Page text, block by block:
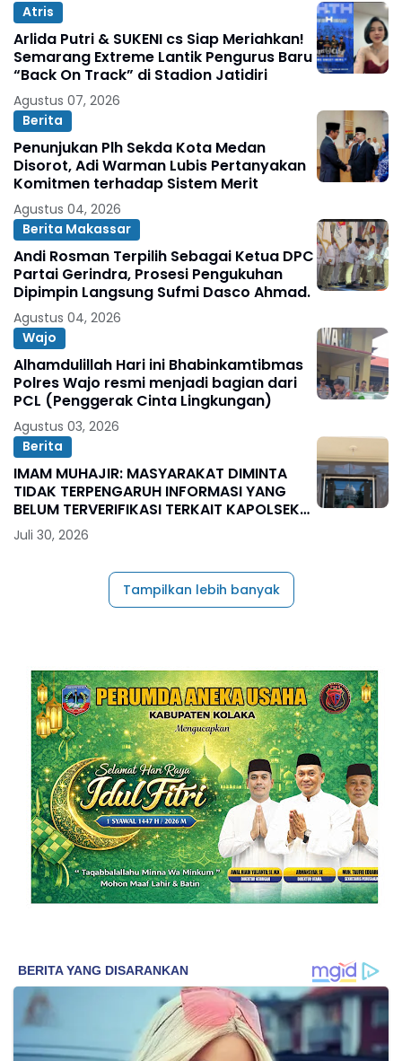
Atris
Arlida Putri & SUKENI cs Siap Meriahkan!
Semarang Extreme Lantik Pengurus Baru
“Back On Track” di Stadion Jatidiri
Agustus 07, 2026
Berita
Penunjukan Plh Sekda Kota Medan
Disorot, Adi Warman Lubis Pertanyakan
Komitmen terhadap Sistem Merit
Agustus 04, 2026
Berita Makassar
Andi Rosman Terpilih Sebagai Ketua DPC
Partai Gerindra, Prosesi Pengukuhan
Dipimpin Langsung Sufmi Dasco Ahmad.
Agustus 04, 2026
Wajo
Alhamdulillah Hari ini Bhabinkamtibmas
Polres Wajo resmi menjadi bagian dari
PCL (Penggerak Cinta Lingkungan)
Agustus 03, 2026
Berita
IMAM MUHAJIR: MASYARAKAT DIMINTA
TIDAK TERPENGARUH INFORMASI YANG
BELUM TERVERIFIKASI TERKAIT KAPOLSEK
BOLO
Juli 30, 2026
Tampilkan lebih banyak